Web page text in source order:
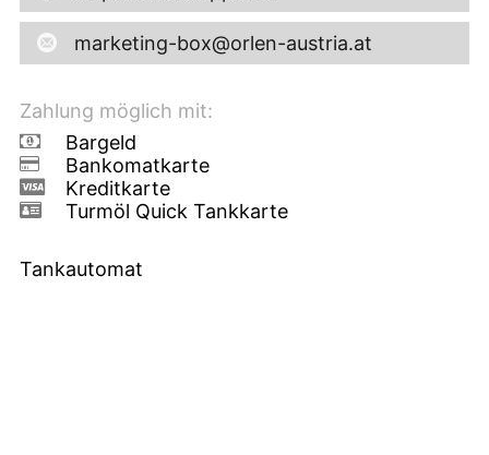
marketing-box@orlen-austria.at
Zahlung möglich mit:
Bargeld
Bankomatkarte
Kreditkarte
Turmöl Quick Tankkarte
Tankautomat